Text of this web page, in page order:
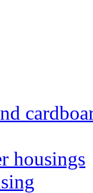
housings